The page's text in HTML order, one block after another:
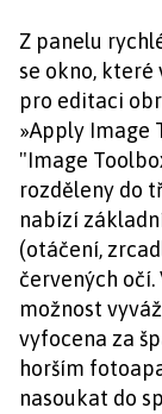
Z panelu
se okno,
pro editaci
»Apply Image
"Image
rozděleny do
nabízí
(otáčení,
červených
možnost
vyfocena za
horším
nasoukat do